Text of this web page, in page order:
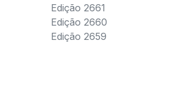
Edição 2661
Edição 2660
Edição 2659